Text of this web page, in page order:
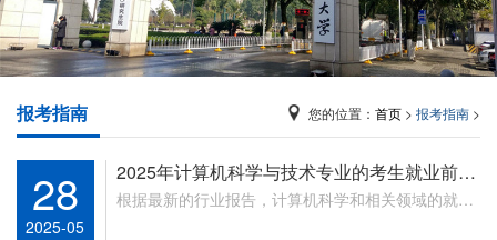
报考指南 您的位置： 首页 > 报考指南 >
28
2025-05
2025年计算机科学与技术专业的考生就业前景
如何？
根据最新的行业报告，计算机科学和相关领域的就业